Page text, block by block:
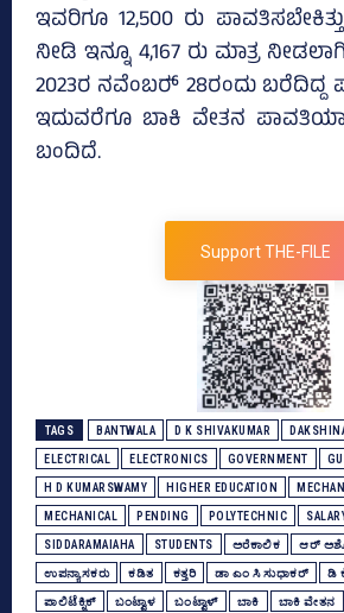
ಇವರಿಗೂ 12,500 ರು
ನೀಡಿ ಇನ್ನೂ 4,167 ರು ಮಾತ್ರ
2023ರ ನವೆಂಬರ್‍‌ 28ರಂದು ಬರೆದಿದ್ದ
ಇದುವರೆಗೂ ಬಾಕಿ ವೇತನ
ಬಂದಿದೆ.
Support THE-FILE
TAGS BANTWALA D K SHIVAKUMAR
ELECTRICAL ELECTRONICS GOVERNMENT
H D KUMARSWAMY HIGHER EDUCATION
MECHANICAL PENDING POLYTECHNIC
SIDDARAMAIAHA STUDENTS ಅರೆಕಾಲಿಕ ಆರ್‌
ಉಪನ್ಯಾಸಕರು ಕಡಿತ ಕತ್ತರಿ ಡಾ ಎಂ ಸಿ ಸುಧಾಕರ್‌ ಡಿ
ಪಾಲಿಟೆಕ್ನಿಕ್‌ ಬಂಟ್ವಾಳ ಬಂಟ್ವಾಳ್ ಬಾಕಿ ಬಾಕಿ ವೇತನ